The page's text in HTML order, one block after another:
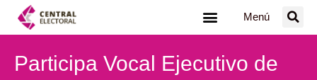
Menú
Participa Vocal Ejecutivo de